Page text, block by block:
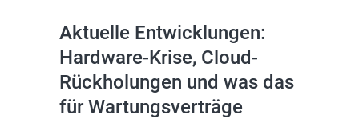
Aktuelle Entwicklungen:
Hardware-Krise, Cloud-
Rückholungen und was das
für Wartungsverträge